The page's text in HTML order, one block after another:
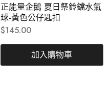
正能量企鵝 夏日祭鈴鐺水氣
球-黃色公仔匙扣
$145.00
加入購物車